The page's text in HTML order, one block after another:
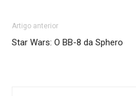
Artigo anterior
Star Wars: O BB-8 da Sphero